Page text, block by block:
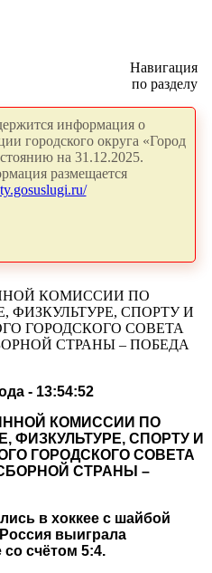
Навигация
по разделу
информация о
городского округа «Город
на 31.12.2025.
размещается
КОМИССИИ ПО
СПОРТУ И
ГОРОДСКОГО СОВЕТА
СТРАНЫ – ПОБЕДА
- 13:54:52
КОМИССИИ ПО
ФИЗКУЛЬТУРЕ, СПОРТУ И
ГОРОДСКОГО СОВЕТА
СТРАНЫ –
в хоккее с шайбой
выиграла
счётом 5:4.